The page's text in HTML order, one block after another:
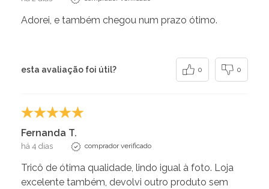
Adorei, e também chegou num prazo ótimo.
esta avaliação foi útil? 0 0
Fernanda T.
há 4 dias comprador verificado
Tricô de ótima qualidade, lindo igual à foto. Loja
excelente também, devolvi outro produto sem